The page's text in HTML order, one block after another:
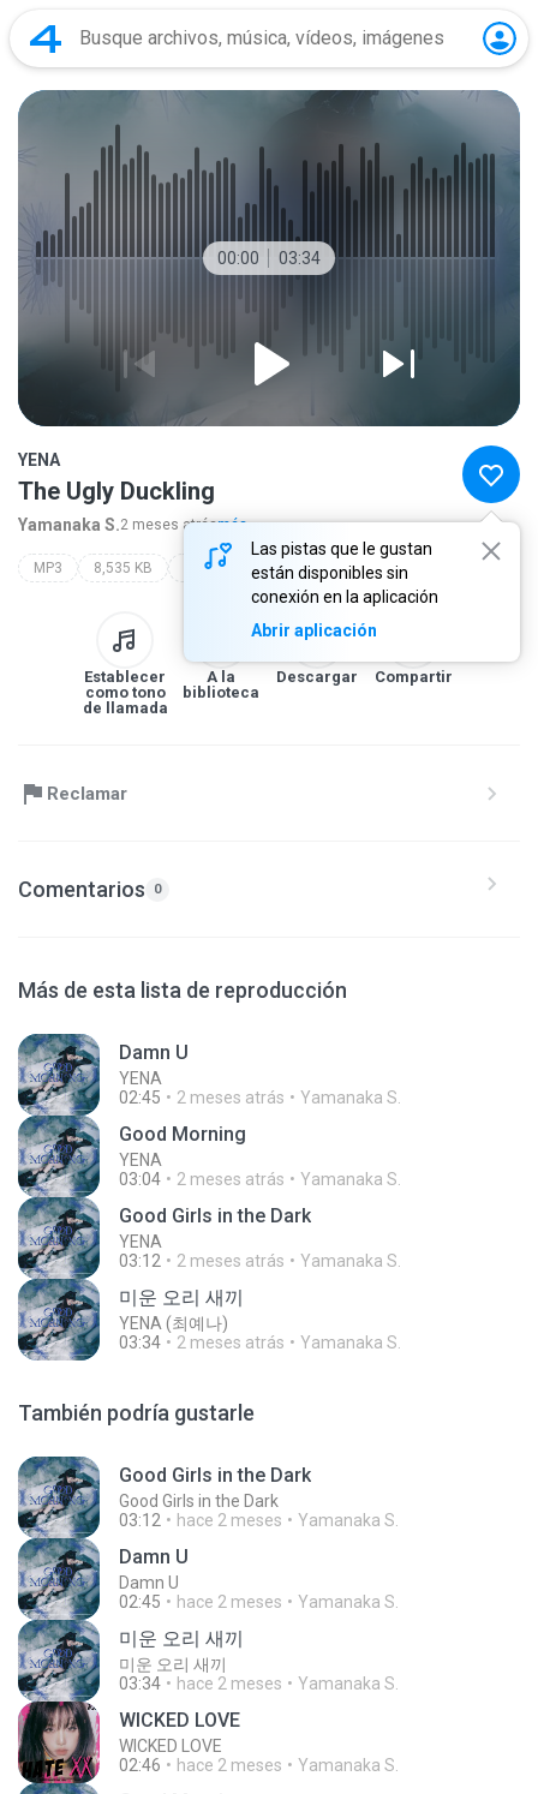
00:00 03:34
Las pistas que le gustan
están disponibles sin
conexión en la aplicación
Abrir aplicación
YENA
The Ugly Duckling
Yamanaka S.2 meses atrásmás...
MP3 8,535 KB good morning yena
Establecer
como tono
de llamada
A la
biblioteca
Descargar Compartir
Reclamar
Comentarios 0
Más de esta lista de reproducción
Damn U
YENA
02:45
2 meses atrás Yamanaka S.
Good Morning
YENA
03:04
2 meses atrás Yamanaka S.
Good Girls in the Dark
YENA
03:12
2 meses atrás Yamanaka S.
미운 오리 새끼
YENA (최예나)
03:34
2 meses atrás Yamanaka S.
También podría gustarle
Good Girls in the Dark
Good Girls in the Dark
03:12
hace 2 meses Yamanaka S.
Damn U
Damn U
02:45
hace 2 meses Yamanaka S.
미운 오리 새끼
미운 오리 새끼
03:34
hace 2 meses Yamanaka S.
WICKED LOVE
WICKED LOVE
02:46
hace 2 meses Yamanaka S.